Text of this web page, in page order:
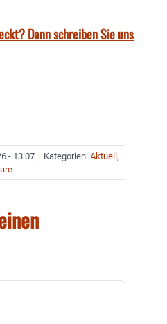
Dann schreiben Sie uns
- 13:07 | Kategorien: Aktuell ,